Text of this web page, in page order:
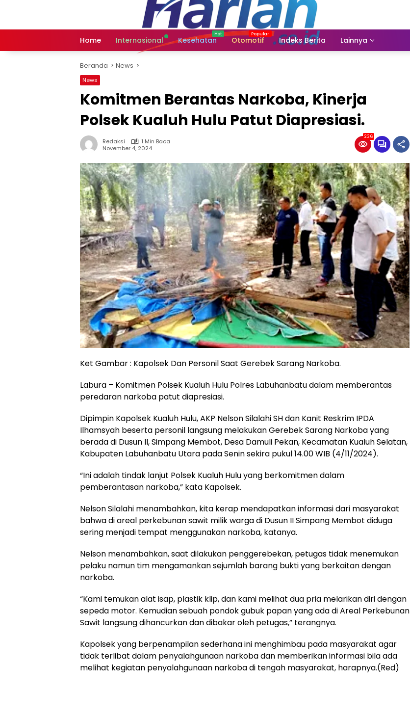
Home Internasional Kesehatan Otomotif Indeks Berita Lainnya
Beranda News
News
Komitmen Berantas Narkoba, Kinerja
Polsek Kualuh Hulu Patut Diapresiasi.
Redaksi
1 Min Baca
November 4, 2024
236
Ket Gambar : Kapolsek Dan Personil Saat Gerebek Sarang Narkoba.
Labura – Komitmen Polsek Kualuh Hulu Polres Labuhanbatu dalam memberantas
peredaran narkoba patut diapresiasi.
Dipimpin Kapolsek Kualuh Hulu, AKP Nelson Silalahi SH dan Kanit Reskrim IPDA
Ilhamsyah beserta personil langsung melakukan Gerebek Sarang Narkoba yang
berada di Dusun II, Simpang Membot, Desa Damuli Pekan, Kecamatan Kualuh Selatan,
Kabupaten Labuhanbatu Utara pada Senin sekira pukul 14.00 WIB (4/11/2024).
“Ini adalah tindak lanjut Polsek Kualuh Hulu yang berkomitmen dalam
pemberantasan narkoba,” kata Kapolsek.
Nelson Silalahi menambahkan, kita kerap mendapatkan informasi dari masyarakat
bahwa di areal perkebunan sawit milik warga di Dusun II Simpang Membot diduga
sering menjadi tempat menggunakan narkoba, katanya.
Nelson menambahkan, saat dilakukan penggerebekan, petugas tidak menemukan
pelaku namun tim mengamankan sejumlah barang bukti yang berkaitan dengan
narkoba.
“Kami temukan alat isap, plastik klip, dan kami melihat dua pria melarikan diri dengan
sepeda motor. Kemudian sebuah pondok gubuk papan yang ada di Areal Perkebunan
Sawit langsung dihancurkan dan dibakar oleh petugas,” terangnya.
Kapolsek yang berpenampilan sederhana ini menghimbau pada masyarakat agar
tidak terlibat dalam penyalahgunaan narkoba dan memberikan informasi bila ada
melihat kegiatan penyalahgunaan narkoba di tengah masyarakat, harapnya.(Red)